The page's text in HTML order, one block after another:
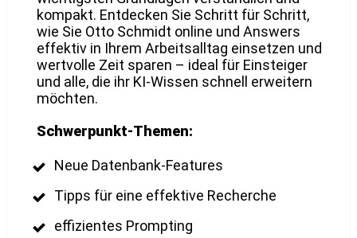
kompakt. Entdecken Sie Schritt für Schritt,
wie Sie Otto Schmidt online und Answers
effektiv in Ihrem Arbeitsalltag einsetzen und
wertvolle Zeit sparen – ideal für Einsteiger
und alle, die ihr KI-Wissen schnell erweitern
möchten.
Schwerpunkt-Themen:
Neue Datenbank-Features
Tipps für eine effektive Recherche
effizientes Prompting